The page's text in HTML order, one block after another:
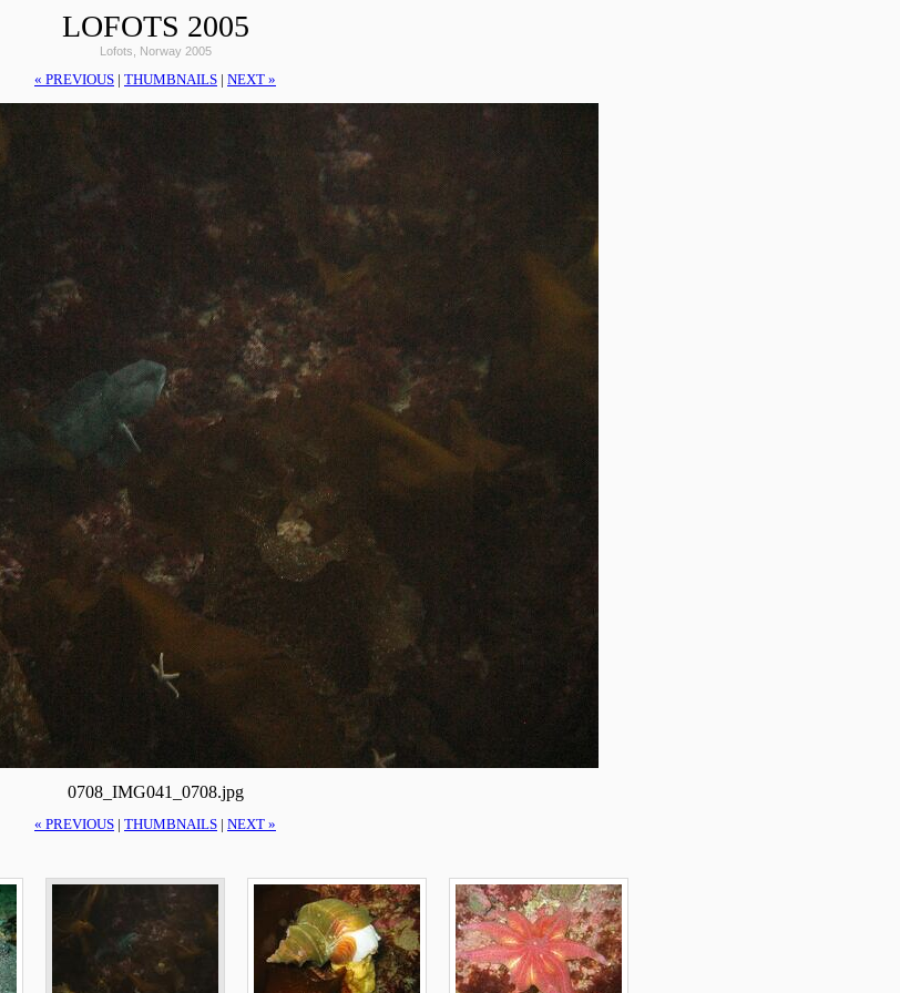
LOFOTS 2005
Lofots, Norway 2005
« PREVIOUS | THUMBNAILS | NEXT »
0708_IMG041_0708.jpg
« PREVIOUS | THUMBNAILS | NEXT »